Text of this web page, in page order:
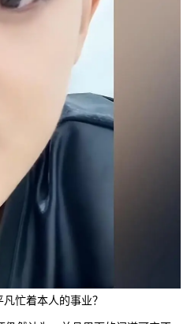
忙着本人的事业？